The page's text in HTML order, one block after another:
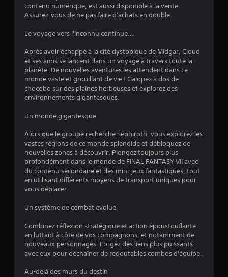
6
t
o
i
s
s
contenu numérique, est aussi disponible à la vente.
Assurez-vous de ne pas faire d'achats en double.
Le voyage vers l'inconnu continue...
Après avoir échappé à la cité dystopique de Midgar, Cloud
et ses amis se lancent dans un voyage à travers toute la
planète. De nouvelles aventures les attendent dans ce
monde vaste et grouillant de vie ! Galopez à dos de
chocobo sur des plaines herbeuses et explorez des
environnements gigantesques.
Un monde gigantesque
Alors que le groupe recherche Séphiroth, vous explorez les
vastes régions de ce monde splendide et débloquez de
nouvelles zones à découvrir. Plongez toujours plus
profondément dans le monde de FINAL FANTASY VII avec
du contenu secondaire et des mini-jeux fantastiques, tout
en utilisant différents moyens de transport uniques pour
vous déplacer.
Un système de combat évolué
Combinez réflexion stratégique et action époustouflante
en luttant à côté de vos compagnons, et notamment de
nouveaux personnages. Forgez des liens plus puissants
avec eux pour déchaîner de redoutables combos d'équipe.
Au-delà des murs du destin